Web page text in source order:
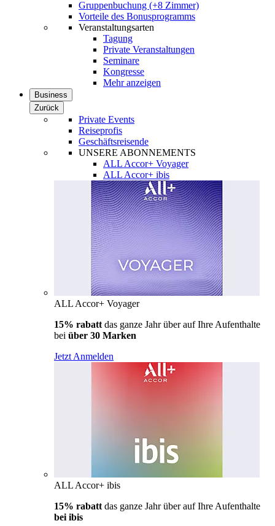
Gruppenbuchung (+8 Zimmer)
Vorteile des Bonusprogramms
Veranstaltungsarten
Tagung
Private Veranstaltungen
Seminare
Kongresse
Mehr anzeigen
Business
Zurück
Private Events
Reiseprofis
Geschäftsreisende
UNSERE ABONNEMENTS
ALL Accor+ Voyager
ALL Accor+ ibis
ALL Accor+ Voyager
15% rabatt das ganze Jahr über auf Ihre Aufenthalte
bei über 30 Marken
Jetzt Anmelden
ALL Accor+ ibis
15% rabatt das ganze Jahr über auf Ihre Aufenthalte
bei ibis